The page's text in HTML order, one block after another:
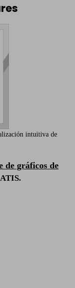
intuitiva de
de gráficos de